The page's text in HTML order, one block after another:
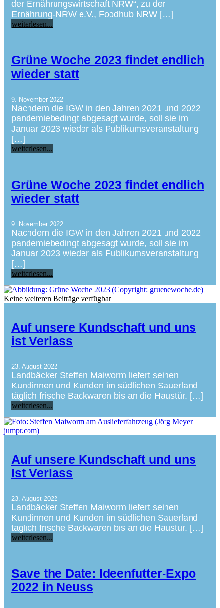
der Ernährungswirtschaft NRW“, zu der
Ernährung-NRW e.V., Foodhub NRW […]
weiterlesen...
Grüne Woche 2023 findet endlich
wieder statt
9. November 2022
Nachdem die IGW in den Jahren 2021 und 2022
pandemiebedingt abgesagt wurde, soll sie im
Januar 2023 wieder als Publikumsveranstaltung
[…]
weiterlesen...
Grüne Woche 2023 findet endlich
wieder statt
9. November 2022
Nachdem die IGW in den Jahren 2021 und 2022
pandemiebedingt abgesagt wurde, soll sie im
Januar 2023 wieder als Publikumsveranstaltung
[…]
weiterlesen...
Keine weiteren Beiträge verfügbar
Auf unsere Kundschaft und uns
ist Verlass
23. August 2022
Landbäcker Steffen Maiworm liefert seinen
Kundinnen und Kunden im südlichen Sauerland
täglich frische Backwaren bis an die Haustür. […]
weiterlesen...
Auf unsere Kundschaft und uns
ist Verlass
23. August 2022
Landbäcker Steffen Maiworm liefert seinen
Kundinnen und Kunden im südlichen Sauerland
täglich frische Backwaren bis an die Haustür. […]
weiterlesen...
Save the Date: Ideenfutter-Expo
2022 in Neuss